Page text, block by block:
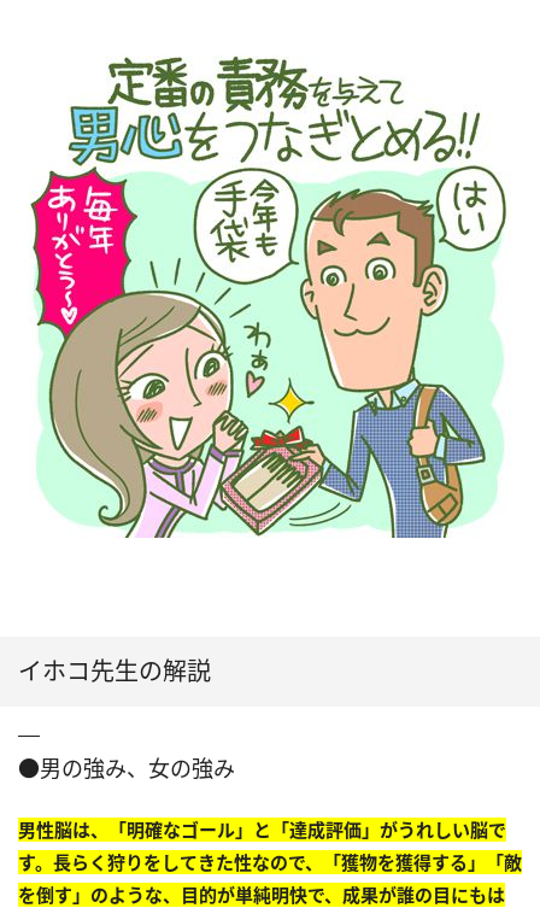
イホコ先生の解説
●男の強み、女の強み
男性脳は、「明確なゴール」と「達成評価」がうれしい脳で
す。長らく狩りをしてきた性なので、「獲物を獲得する」「敵
を倒す」のような、目的が単純明快で、成果が誰の目にもは